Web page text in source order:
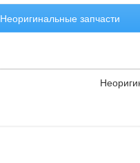
Неоригинальные запчасти